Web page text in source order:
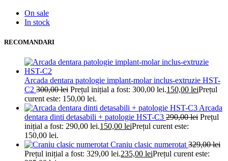
On sale
In stock
RECOMANDARI
Arcada dentara patologie implant-molar inclus-extruzie HST-
C2 300,00lei Prețul inițial a fost: 300,00 lei.150,00 leiPrețul
curent este: 150,00 lei.
Arcada
dentara dinti detasabili + patologie HST-C3 290,00lei Prețul
inițial a fost: 290,00 lei.150,00 leiPrețul curent este:
150,00 lei.
Craniu clasic numerotat 329,00lei
Prețul inițial a fost: 329,00 lei.235,00 leiPrețul curent este: